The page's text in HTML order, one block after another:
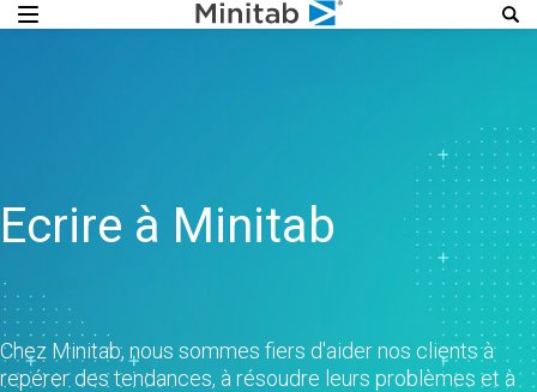
Ecrire à Minitab
Chez Minitab, nous sommes fiers d'aider nos clients à
repérer des tendances, à résoudre leurs problèmes et à